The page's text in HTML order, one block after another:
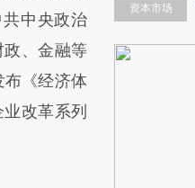
中央政治
政、金融等
《经济体
改革系列
资本市场